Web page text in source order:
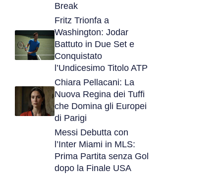
Break
Fritz Trionfa a
Washington: Jodar
Battuto in Due Set e
Conquistato
l’Undicesimo Titolo ATP
Chiara Pellacani: La
Nuova Regina dei Tuffi
che Domina gli Europei
di Parigi
Messi Debutta con
l’Inter Miami in MLS:
Prima Partita senza Gol
dopo la Finale USA